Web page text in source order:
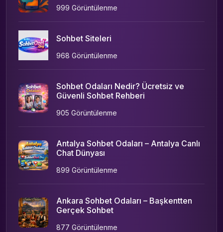
999 Görüntülenme
Sohbet Siteleri
968 Görüntülenme
Sohbet Odaları Nedir? Ücretsiz ve
Güvenli Sohbet Rehberi
905 Görüntülenme
Antalya Sohbet Odaları – Antalya Canlı
Chat Dünyası
899 Görüntülenme
Ankara Sohbet Odaları – Başkentten
Gerçek Sohbet
877 Görüntülenme